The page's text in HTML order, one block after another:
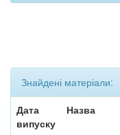
Знайдені матеріали:
Дата
випуску
Назва